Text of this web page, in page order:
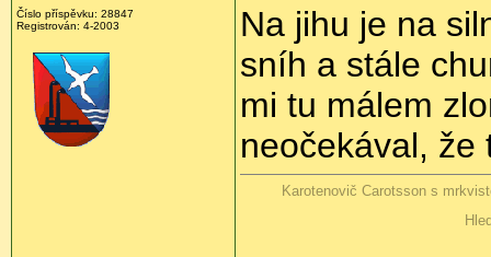
Číslo příspěvku: 28847
Registrován: 4-2003
Na jihu je na
sníh a stále
mi tu málem
neočekával,
Karotenovič Carotsson s